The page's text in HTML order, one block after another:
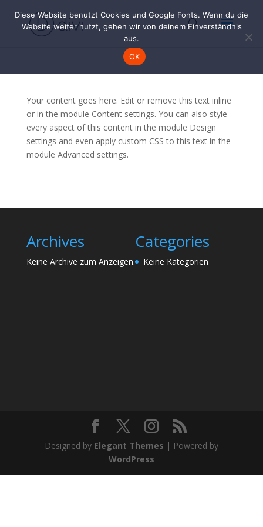
Your content goes here. Edit or remove this text inline
or in the module Content settings. You can also style
every aspect of this content in the module Design
settings and even apply custom CSS to this text in the
module Advanced settings.
Archives
Keine Archive zum Anzeigen.
Categories
Keine Kategorien
Designed by Elegant Themes | Powered by
WordPress
Diese Website benutzt Cookies und Google Fonts. Wenn du die
Website weiter nutzt, gehen wir von deinem Einverständnis
aus.
OK